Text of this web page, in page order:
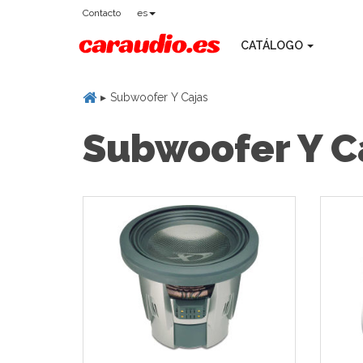
Contacto es
CATÁLOGO
Subwoofer Y Cajas
Subwoofer Y